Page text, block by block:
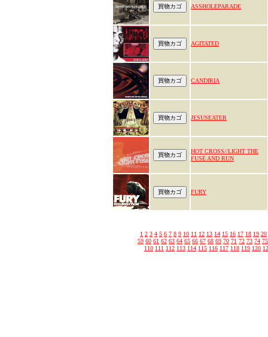
ASSHOLEPARADE
AGITATED
CANDIRIA
JESUSEATER
HOT CROSS//LIGHT THE
FUSE AND RUN
FURY
1 2 3 4 5 6 7 8 9 10 11 12 13 14 15 16 17 18 19 20
59 60 61 62 63 64 65 66 67 68 69 70 71 72 73 74 75
110 111 112 113 114 115 116 117 118 119 120